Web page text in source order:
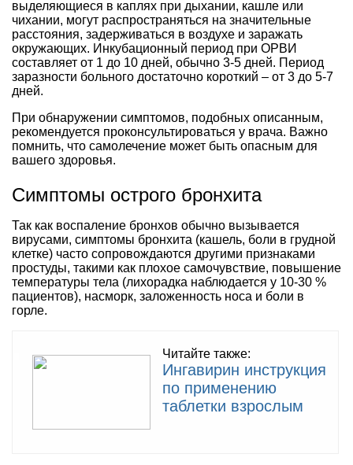
выделяющиеся в каплях при дыхании, кашле или
чихании, могут распространяться на значительные
расстояния, задерживаться в воздухе и заражать
окружающих. Инкубационный период при ОРВИ
составляет от 1 до 10 дней, обычно 3-5 дней. Период
заразности больного достаточно короткий – от 3 до 5-7
дней.
При обнаружении симптомов, подобных описанным,
рекомендуется проконсультироваться у врача. Важно
помнить, что самолечение может быть опасным для
вашего здоровья.
Симптомы острого бронхита
Так как воспаление бронхов обычно вызывается
вирусами, симптомы бронхита (кашель, боли в грудной
клетке) часто сопровождаются другими признаками
простуды, такими как плохое самочувствие, повышение
температуры тела (лихорадка наблюдается у 10-30 %
пациентов), насморк, заложенность носа и боли в
горле.
Читайте также:
Ингавирин инструкция
по применению
таблетки взрослым